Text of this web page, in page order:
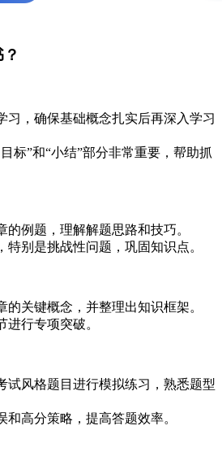
习，确保基础概念扎实后再深入学习
标”和“小结”部分非常重要，帮助抓
的例题，理解解题思路和技巧。
特别是挑战性问题，巩固知识点。
的关键概念，并整理出知识框架。
进行专项突破。
试风格题目进行模拟练习，熟悉题型
和高分策略，提高答题效率。